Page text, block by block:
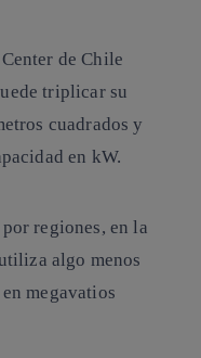
de Chile
triplicar su
cuadrados y
en kW.
regiones, en la
algo menos
megavatios